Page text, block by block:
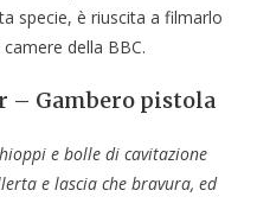
specie, è riuscita a filmarlo
della BBC.
– Gambero pistola
e bolle di cavitazione
e lascia che bravura, ed